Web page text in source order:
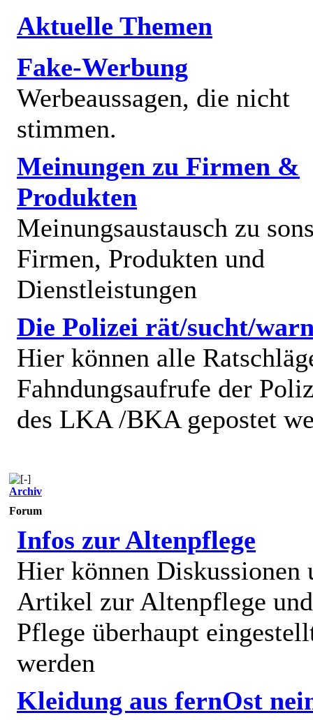
Aktuelle Themen
Fake-Werbung
Werbeaussagen, die nicht
stimmen.
Meinungen zu Firmen &
Produkten
Meinungsaustausch zu
Firmen, Produkten und
Dienstleistungen
Die Polizei rät/sucht/
Hier können alle
Fahndungsaufrufe der
des LKA /BKA gepostet
Archiv
Forum
Infos zur Altenpflege
Hier können Diskussionen
Artikel zur Altenpflege
Pflege überhaupt
werden
Kleidung aus fernOst